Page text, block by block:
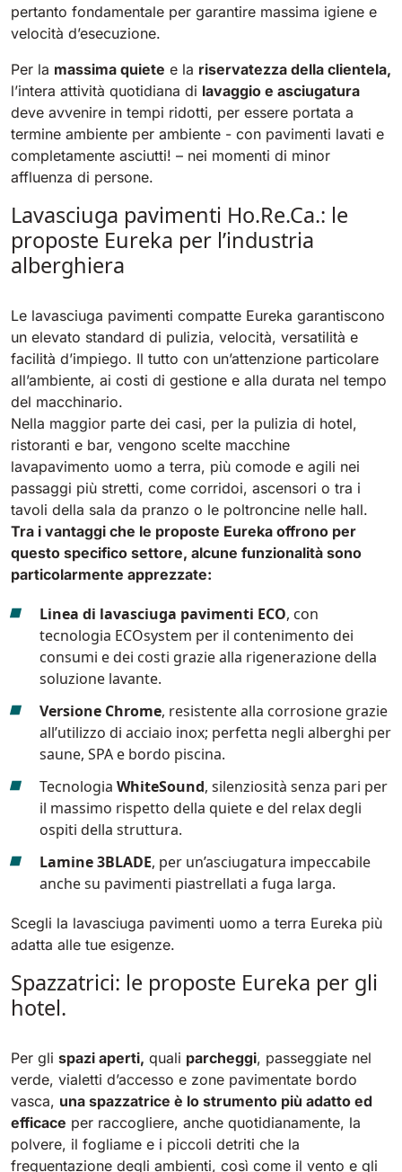
E100
1000 mm 7500 m²/h
E110-D
1100 mm 8800 m²/h
E110-R
1100 mm 8800 m²/h
pertanto fondamentale per garantire massima igiene e
velocità d’esecuzione.
Per la massima quiete e la riservatezza della clientela,
l’intera attività quotidiana di lavaggio e asciugatura
deve avvenire in tempi ridotti, per essere portata a
termine ambiente per ambiente - con pavimenti lavati e
completamente asciutti! – nei momenti di minor
affluenza di persone.
Lavasciuga pavimenti Ho.Re.Ca.: le
proposte Eureka per l’industria
alberghiera
Le lavasciuga pavimenti compatte Eureka garantiscono
un elevato standard di pulizia, velocità, versatilità e
facilità d’impiego. Il tutto con un’attenzione particolare
all’ambiente, ai costi di gestione e alla durata nel tempo
del macchinario.
Nella maggior parte dei casi, per la pulizia di hotel,
ristoranti e bar, vengono scelte macchine
lavapavimento uomo a terra, più comode e agili nei
passaggi più stretti, come corridoi, ascensori o tra i
tavoli della sala da pranzo o le poltroncine nelle hall.
Tra i vantaggi che le proposte Eureka offrono per
questo specifico settore, alcune funzionalità sono
particolarmente apprezzate:
Linea di lavasciuga pavimenti ECO, con
tecnologia ECOsystem per il contenimento dei
consumi e dei costi grazie alla rigenerazione della
soluzione lavante.
Versione Chrome, resistente alla corrosione grazie
all’utilizzo di acciaio inox; perfetta negli alberghi per
saune, SPA e bordo piscina.
Tecnologia WhiteSound, silenziosità senza pari per
il massimo rispetto della quiete e del relax degli
ospiti della struttura.
Lamine 3BLADE, per un’asciugatura impeccabile
anche su pavimenti piastrellati a fuga larga.
Scegli la lavasciuga pavimenti uomo a terra Eureka più
adatta alle tue esigenze.
Spazzatrici: le proposte Eureka per gli
hotel.
Per gli spazi aperti, quali parcheggi, passeggiate nel
verde, vialetti d’accesso e zone pavimentate bordo
vasca, una spazzatrice è lo strumento più adatto ed
efficace per raccogliere, anche quotidianamente, la
polvere, il fogliame e i piccoli detriti che la
frequentazione degli ambienti, così come il vento e gli